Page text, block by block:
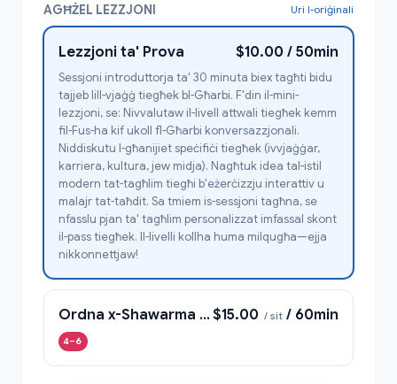
AGĦŻEL LEZZJONI Uri l-oriġinali
Lezzjoni ta' Prova $10.00 / 50min
Sessjoni introduttorja ta' 30 minuta biex tagħti bidu
tajjeb lill-vjaġġ tiegħek bl-Għarbi. F'din il-mini-
lezzjoni, se: Nivvalutaw il-livell attwali tiegħek kemm
fil-Fus-ha kif ukoll fl-Għarbi konversazzjonali.
Niddiskutu l-għanijiet speċifiċi tiegħek (ivvjaġġar,
karriera, kultura, jew midja). Nagħtuk idea tal-istil
modern tat-tagħlim tiegħi b'eżerċizzju interattiv u
malajr tat-taħdit. Sa tmiem is-sessjoni tagħna, se
nfasslu pjan ta' tagħlim personalizzat imfassal skont
il-pass tiegħek. Il-livelli kollha huma milqugħa—ejja
nikkonnettjaw!
Ordna x-Shawarma Tiegħek bl-Għarbi $15.00 / sit / 60min
4–6